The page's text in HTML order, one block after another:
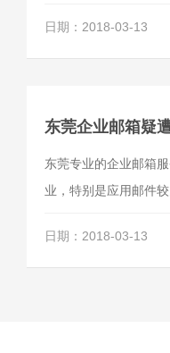
景下，仍是一份不错的
日期：2018-03-13
东莞专业的企业邮箱
业，特别是应用邮件
届可靠的品牌企业邮
日期：2018-03-13